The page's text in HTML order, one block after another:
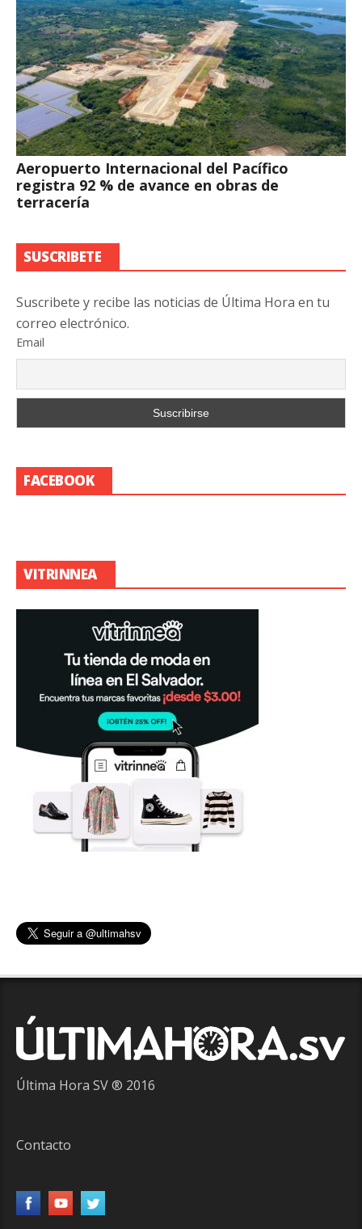
Aeropuerto Internacional del Pacífico
registra 92 % de avance en obras de
terracería
SUSCRIBETE
Suscribete y recibe las noticias de Última Hora en tu
correo electrónico.
Email
FACEBOOK
VITRINNEA
Última Hora SV ® 2016
Contacto